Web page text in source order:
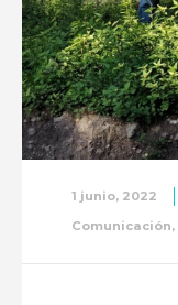
1 junio, 2022
Comunicación,